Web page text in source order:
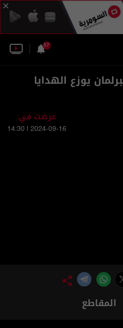
57
يوزع الهدايا
عرضت في:
2024-09-16 | 14:30
المقاطع